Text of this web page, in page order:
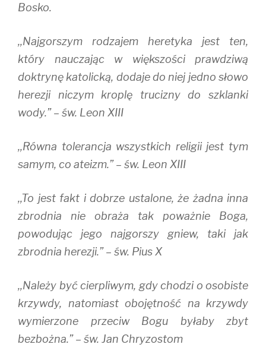
Bosko.
,,Najgorszym rodzajem heretyka jest ten,
który nauczając w większości prawdziwą
doktrynę katolicką, dodaje do niej jedno słowo
herezji niczym kroplę trucizny do szklanki
wody.” – św. Leon XIII
,,Równa tolerancja wszystkich religii jest tym
samym, co ateizm.” – św. Leon XIII
,,To jest fakt i dobrze ustalone, że żadna inna
zbrodnia nie obraża tak poważnie Boga,
powodując jego najgorszy gniew, taki jak
zbrodnia herezji.” – św. Pius X
,,Należy być cierpliwym, gdy chodzi o osobiste
krzywdy, natomiast obojętność na krzywdy
wymierzone przeciw Bogu byłaby zbyt
bezbożna.” – św. Jan Chryzostom